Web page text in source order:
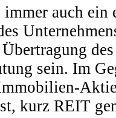
auch ein
sein. Im
kurz REIT